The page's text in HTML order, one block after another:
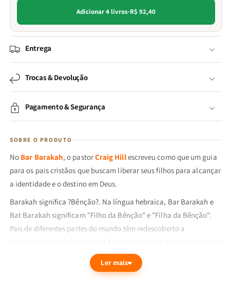
Adicionar 4 livros·R$ 92,40
Entrega
Trocas & Devolução
Pagamento & Segurança
SOBRE O PRODUTO
No Bar Barakah, o pastorCraig Hillescreveu como que um guia
para os pais cristãos que buscam liberar seus filhos para alcançar
a identidade e o destino em Deus.
Barakah significa ?Bênção?. Na língua hebraica, Bar Barakah e
Bat Barakah significam "Filho da Bênção" e "Filha da Bênção".
Pais de diferentes partes do mundo têm redescoberto a
necessidade de abençoar seus filhos no período de puberdade e de
liberá-los para a fase adulta. Por séculos, os pais judeus
mantiveram a tradição da cerimônia do Bar/Bat Mitzvah (que
Ler mais